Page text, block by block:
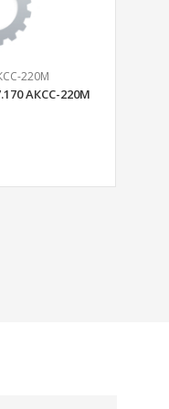
220М
АКСС-220М